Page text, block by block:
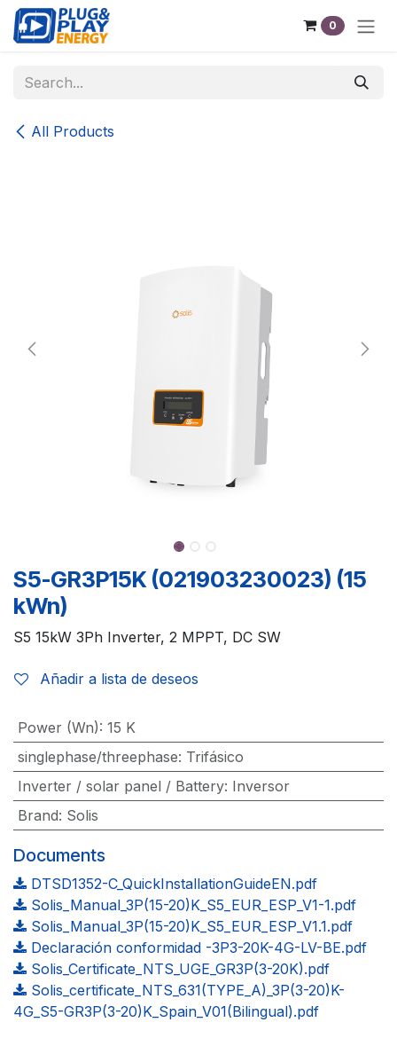
Skip to Content
0
All Products
S5-GR3P15K (021903230023) (15
kWn)
S5 15kW 3Ph Inverter, 2 MPPT, DC SW
Añadir a lista de deseos
Power (Wn): 15 K
singlephase/threephase: Trifásico
Inverter / solar panel / Battery: Inversor
Brand: Solis
Documents
DTSD1352-C_QuickInstallationGuideEN.pdf
Solis_Manual_3P(15-20)K_S5_EUR_ESP_V1-1.pdf
Solis_Manual_3P(15-20)K_S5_EUR_ESP_V1.1.pdf
Declaración conformidad -3P3-20K-4G-LV-BE.pdf
Solis_Certificate_NTS_UGE_GR3P(3-20K).pdf
Solis_certificate_NTS_631(TYPE_A)_3P(3-20)K-
4G_S5-GR3P(3-20)K_Spain_V01(Bilingual).pdf